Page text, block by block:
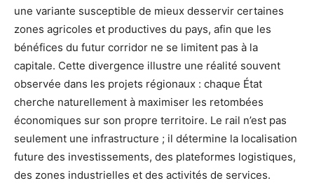
une variante susceptible de mieux desservir certaines
zones agricoles et productives du pays, afin que les
bénéfices du futur corridor ne se limitent pas à la
capitale. Cette divergence illustre une réalité souvent
observée dans les projets régionaux : chaque État
cherche naturellement à maximiser les retombées
économiques sur son propre territoire. Le rail n’est pas
seulement une infrastructure ; il détermine la localisation
future des investissements, des plateformes logistiques,
des zones industrielles et des activités de services.